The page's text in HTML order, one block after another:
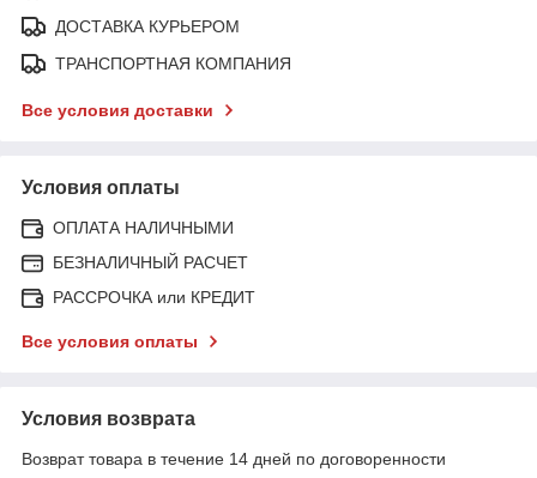
ДОСТАВКА КУРЬЕРОМ
ТРАНСПОРТНАЯ КОМПАНИЯ
Все условия доставки
Условия оплаты
ОПЛАТА НАЛИЧНЫМИ
БЕЗНАЛИЧНЫЙ РАСЧЕТ
РАССРОЧКА или КРЕДИТ
Все условия оплаты
Условия возврата
Возврат товара в течение 14 дней по договоренности